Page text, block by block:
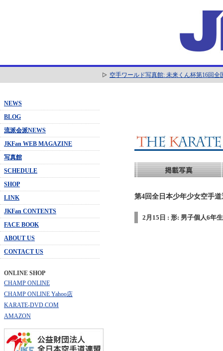
空手ワールド写真館: 未来くん杯第16回
NEWS
BLOG
流派会派NEWS
JKFan WEB MAGAZINE
写真館
SCHEDULE
SHOP
LINK
JKFan CONTENTS
FACE BOOK
ABOUT US
CONTACT US
ONLINE SHOP
CHAMP ONLINE
CHAMP ONLINE Yahoo店
KARATE-DVD.COM
AMAZON
第4回全日本少年少女空手
2月15日 : 形: 男子個人6年